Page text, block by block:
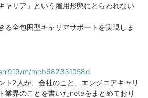
ャリア」という雇用形態にとらわれない
る全包囲型キャリアサポートを実現しま
m/mcb682331058d
ト2人が、会社のこと、エンジニアキャリ
業界のことを書いたnoteをまとめており